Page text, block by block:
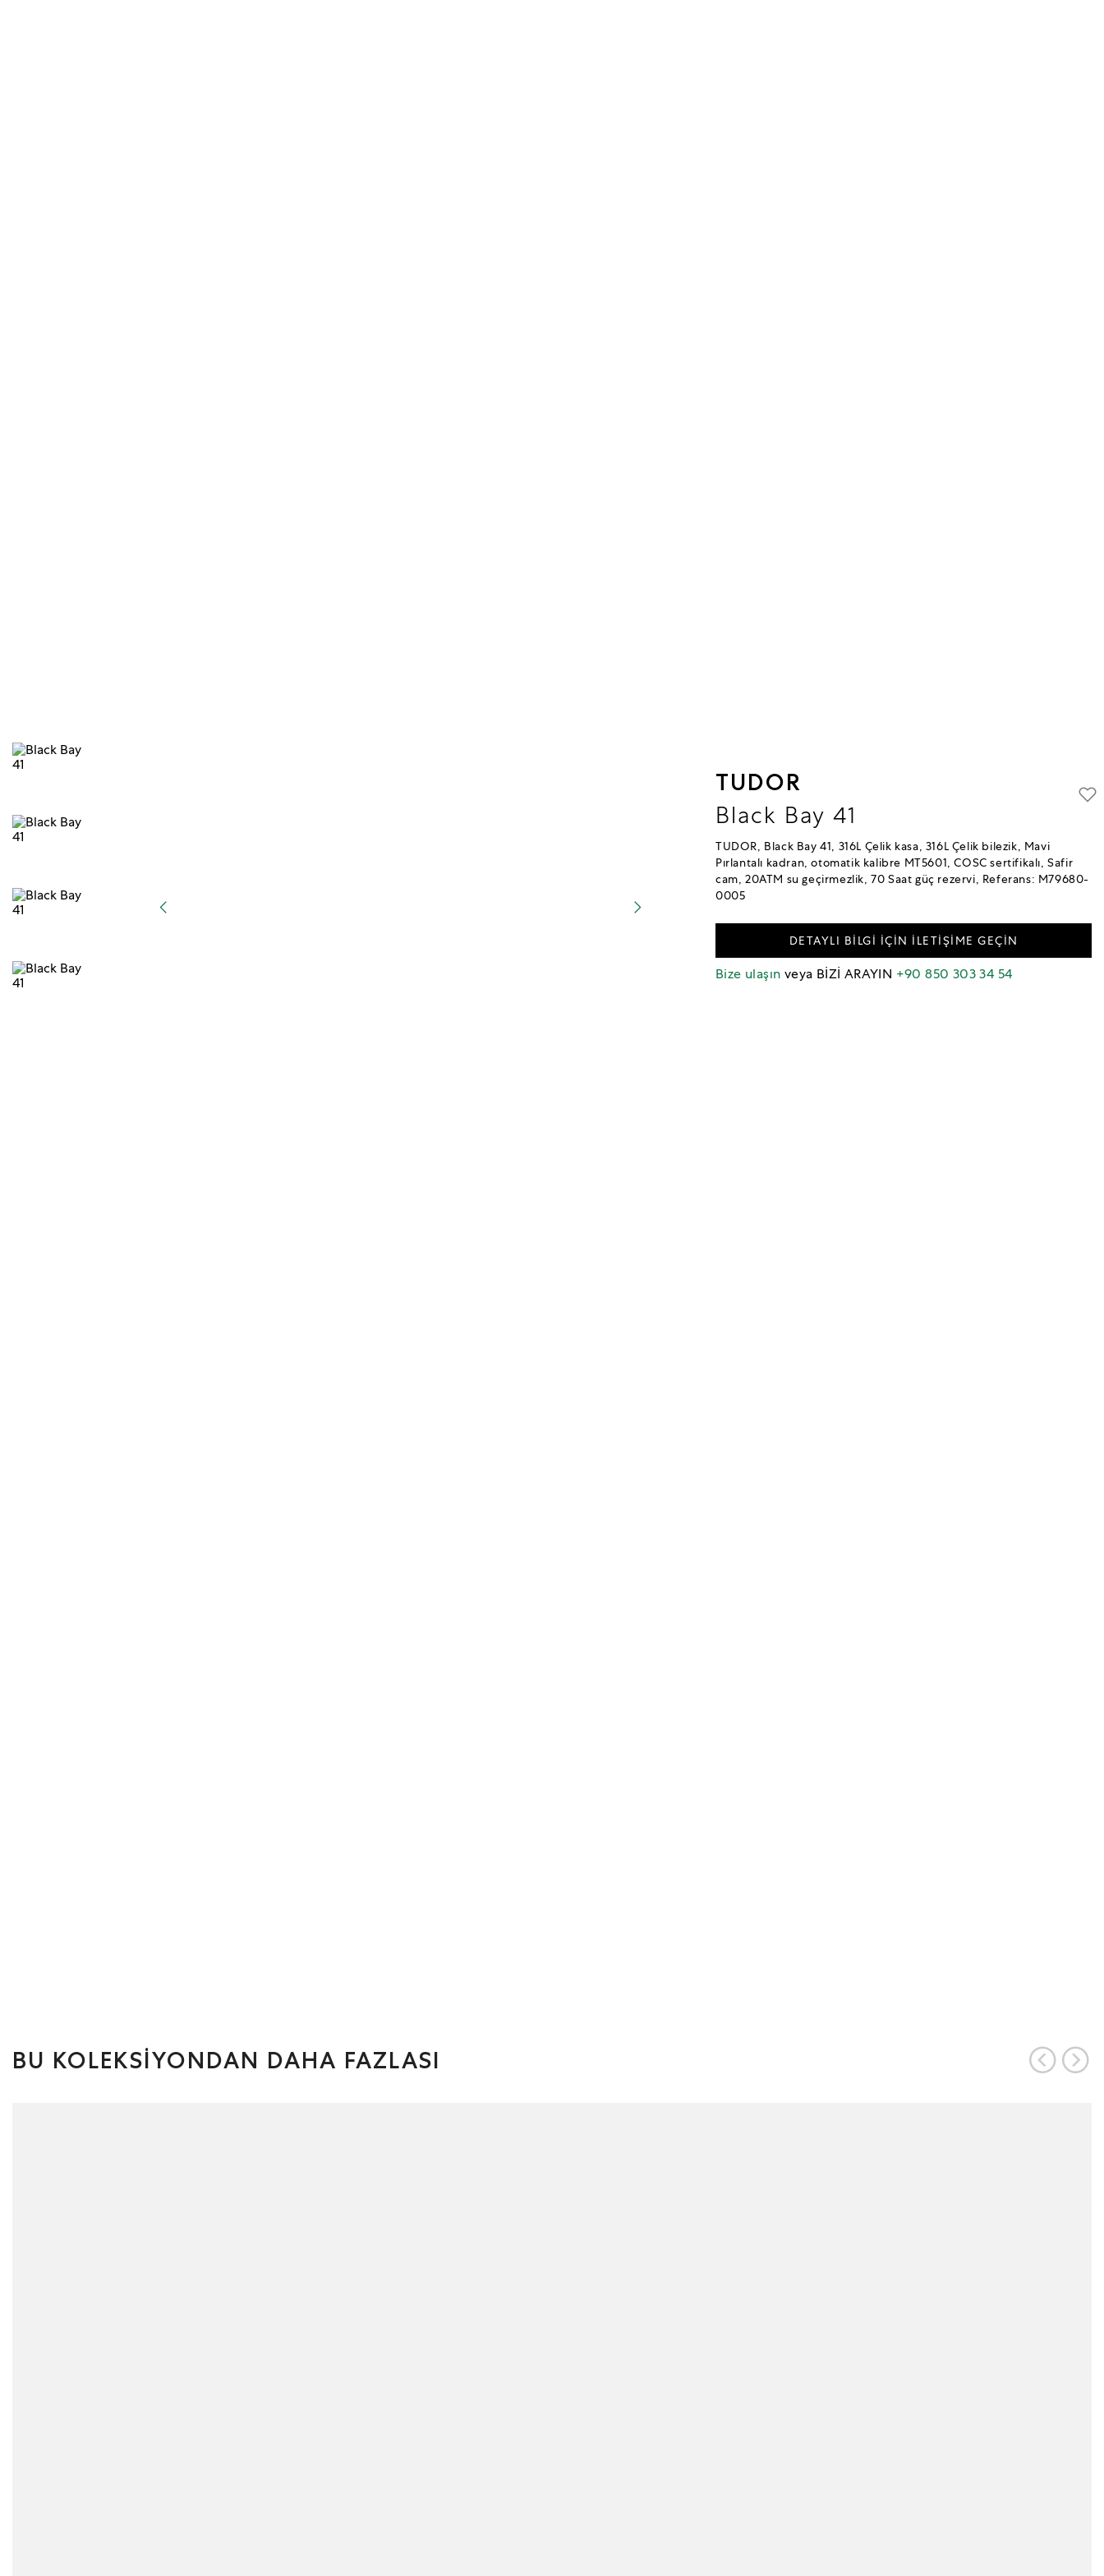
TUDOR
Black Bay 41
TUDOR, Black Bay 41, 316L Çelik kasa, 316L Çelik bilezik, Mavi
Pırlantalı kadran, otomatik kalibre MT5601, COSC sertifikalı, Safir
cam, 20ATM su geçirmezlik, 70 Saat güç rezervi, Referans: M79680-
0005
DETAYLI BİLGİ İÇİN İLETİŞİME GEÇİN
Bize ulaşın veya BİZİ ARAYIN +90 850 303 34 54
BU KOLEKSİYONDAN DAHA FAZLASI